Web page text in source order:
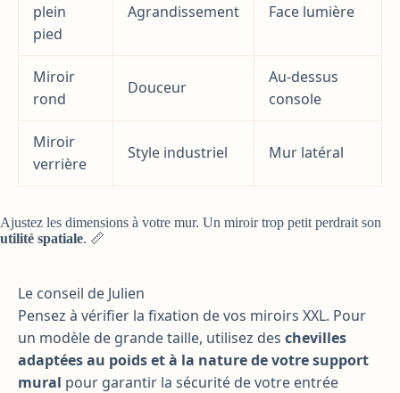
plein
pied
Agrandissement Face lumière
Miroir
rond
Douceur
Au-dessus
console
Miroir
verrière
Style industriel Mur latéral
Ajustez les dimensions à votre mur. Un miroir trop petit perdrait son
utilité spatiale. 📏
Le conseil de Julien
Pensez à vérifier la fixation de vos miroirs XXL. Pour
un modèle de grande taille, utilisez des chevilles
adaptées au poids et à la nature de votre support
mural pour garantir la sécurité de votre entrée